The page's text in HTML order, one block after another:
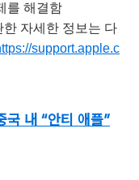
를 해결함
자세한 정보는 다
support.apple.c
국 내 “안티 애플”